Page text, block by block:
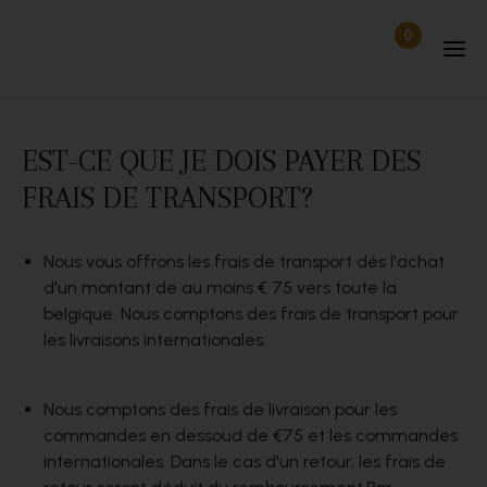
0Articles
EST-CE QUE JE DOIS PAYER DES
FRAIS DE TRANSPORT?
Nous vous offrons les frais de transport dés l'achat
d'un montant de au moins € 75 vers toute la
belgique. Nous comptons des frais de transport pour
les livraisons internationales.
Nous comptons des frais de livraison pour les
commandes en dessoud de €75 et les commandes
internationales. Dans le cas d'un retour, les frais de